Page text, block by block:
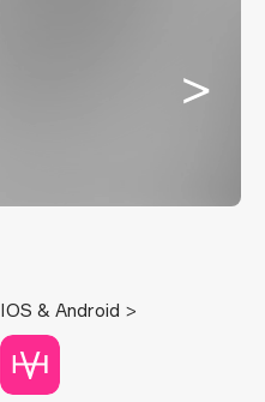
IOS & Android >